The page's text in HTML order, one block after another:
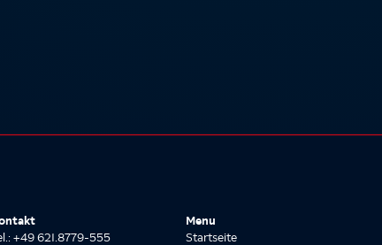
+49 621.8779-555
Menu
Startseite